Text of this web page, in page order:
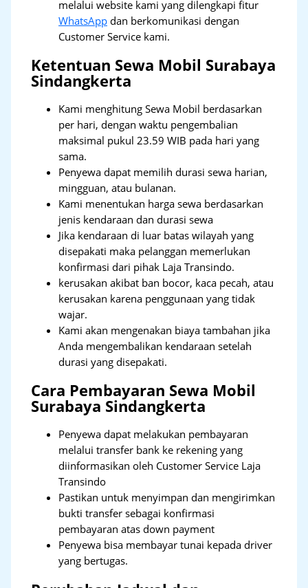
melalui website kami yang dilengkapi fitur
WhatsApp dan berkomunikasi dengan
Customer Service kami.
Ketentuan Sewa Mobil Surabaya
Sindangkerta
Kami menghitung Sewa Mobil berdasarkan
per hari, dengan waktu pengembalian
maksimal pukul 23.59 WIB pada hari yang
sama.
Penyewa dapat memilih durasi sewa harian,
mingguan, atau bulanan.
Kami menentukan harga sewa berdasarkan
jenis kendaraan dan durasi sewa
Jika kendaraan di luar batas wilayah yang
disepakati maka pelanggan memerlukan
konfirmasi dari pihak Laja Transindo.
kerusakan akibat ban bocor, kaca pecah, atau
kerusakan karena penggunaan yang tidak
wajar.
Kami akan mengenakan biaya tambahan jika
Anda mengembalikan kendaraan setelah
durasi yang disepakati.
Cara Pembayaran Sewa Mobil
Surabaya Sindangkerta
Penyewa dapat melakukan pembayaran
melalui transfer bank ke rekening yang
diinformasikan oleh Customer Service Laja
Transindo
Pastikan untuk menyimpan dan mengirimkan
bukti transfer sebagai konfirmasi
pembayaran atas down payment
Penyewa bisa membayar tunai kepada driver
yang bertugas.